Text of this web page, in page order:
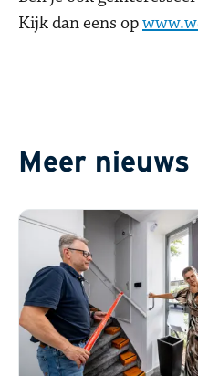
Kijk dan eens op
Meer nieuws